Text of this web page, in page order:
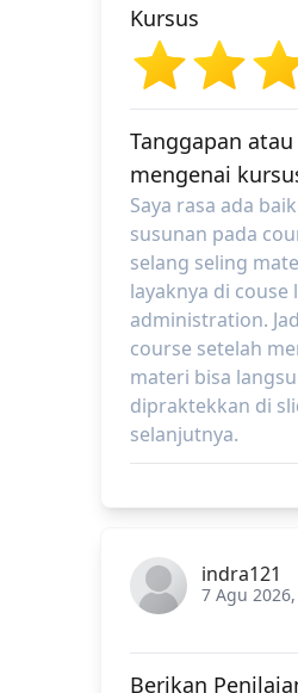
Kursus
Tanggapan
mengenai
Saya rasa ada
susunan pada
selang seling
layaknya di couse
administration.
course setelah
materi bisa
dipraktekkan di
selanjutnya.
indra121
7 Agu 2026,
Berikan